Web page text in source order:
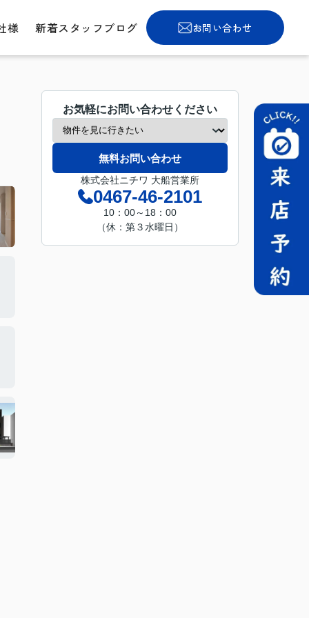
様 新着スタッフブログ お問い合わせ
お気軽にお問い合わせください
無料お問い合わせ
株式会社ニチワ 大船営業所
0467-46-2101
10：00～18：00
（休：第３水曜日）